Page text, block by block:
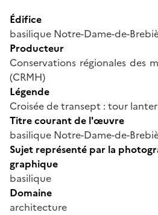
Édifice
basilique Notre-Dame-de-
Producteur
Conservations régionales des
(CRMH)
Légende
Croisée de transept : tour
Titre courant de l'œuvre
basilique Notre-Dame-de-
Sujet représenté par la
graphique
basilique
Domaine
architecture